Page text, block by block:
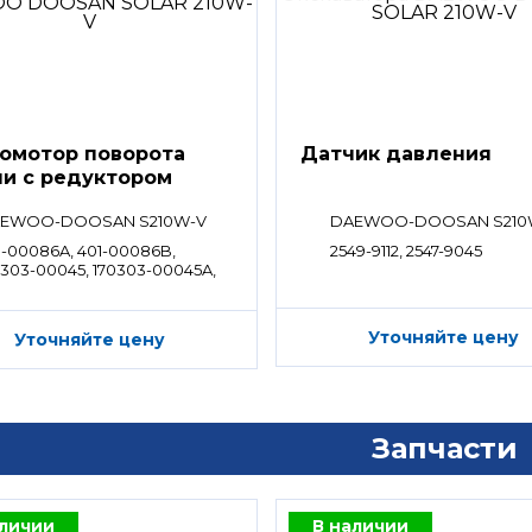
поворота
с редуктором
DOOSAN S210W-V
00086A, 401-00086B,
00045, 170303-00045A,
Уточняйте цену
Датчик давления
DAEWOO-DOOSAN
2549-9112, 2547-9045
Уточняйте цену
Запчасти
В наличии